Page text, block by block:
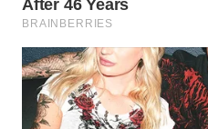
Media
Group
WAHANA
NEWS